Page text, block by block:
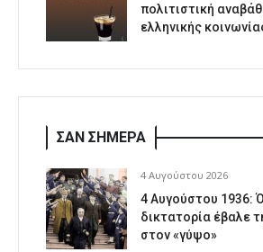
πολιτιστική
ελληνικής
ΣΑΝ ΣΗΜΕΡΑ
4 Αυγούστου 2026
4 Αυγούστου 1936:
δικτατορία έβαλε
στον «γύψο»